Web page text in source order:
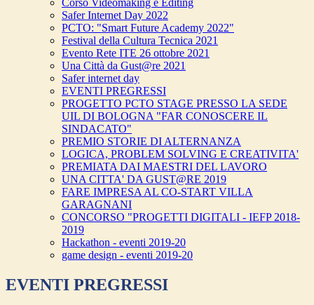
Corso Videomaking e Editing
Safer Internet Day 2022
PCTO: "Smart Future Academy 2022"
Festival della Cultura Tecnica 2021
Evento Rete ITE 26 ottobre 2021
Una Città da Gust@re 2021
Safer internet day
EVENTI PREGRESSI
PROGETTO PCTO STAGE PRESSO LA SEDE
UIL DI BOLOGNA "FAR CONOSCERE IL
SINDACATO"
PREMIO STORIE DI ALTERNANZA
LOGICA, PROBLEM SOLVING E CREATIVITA'
PREMIATA DAI MAESTRI DEL LAVORO
UNA CITTA' DA GUST@RE 2019
FARE IMPRESA AL CO-START VILLA
GARAGNANI
CONCORSO "PROGETTI DIGITALI - IEFP 2018-
2019
Hackathon - eventi 2019-20
game design - eventi 2019-20
EVENTI PREGRESSI